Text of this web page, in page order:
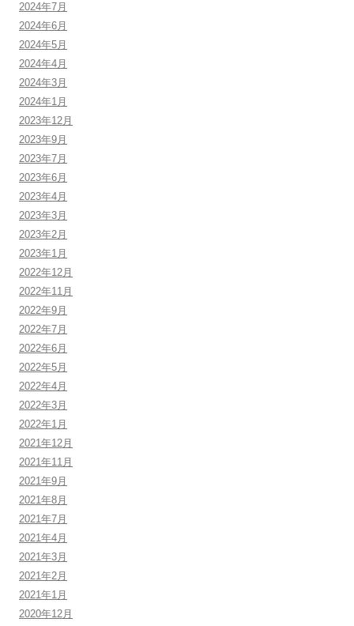
2024年7月
2024年6月
2024年5月
2024年4月
2024年3月
2024年1月
2023年12月
2023年9月
2023年7月
2023年6月
2023年4月
2023年3月
2023年2月
2023年1月
2022年12月
2022年11月
2022年9月
2022年7月
2022年6月
2022年5月
2022年4月
2022年3月
2022年1月
2021年12月
2021年11月
2021年9月
2021年8月
2021年7月
2021年4月
2021年3月
2021年2月
2021年1月
2020年12月